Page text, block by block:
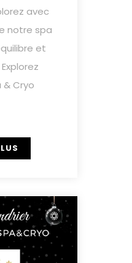
avec
notre spa
et
& Cryo